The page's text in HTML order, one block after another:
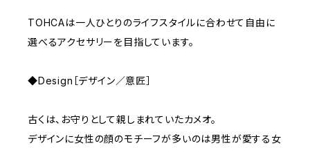
TOHCAは一人ひとりのライフスタイルに合わせて自由に
選べるアクセサリーを目指しています。
◆Design［デザイン／意匠］
古くは、お守りとして親しまれていたカメオ。
デザインに女性の顔のモチーフが多いのは男性が愛する女